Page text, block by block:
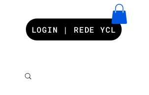
LOGIN | REDE YCL